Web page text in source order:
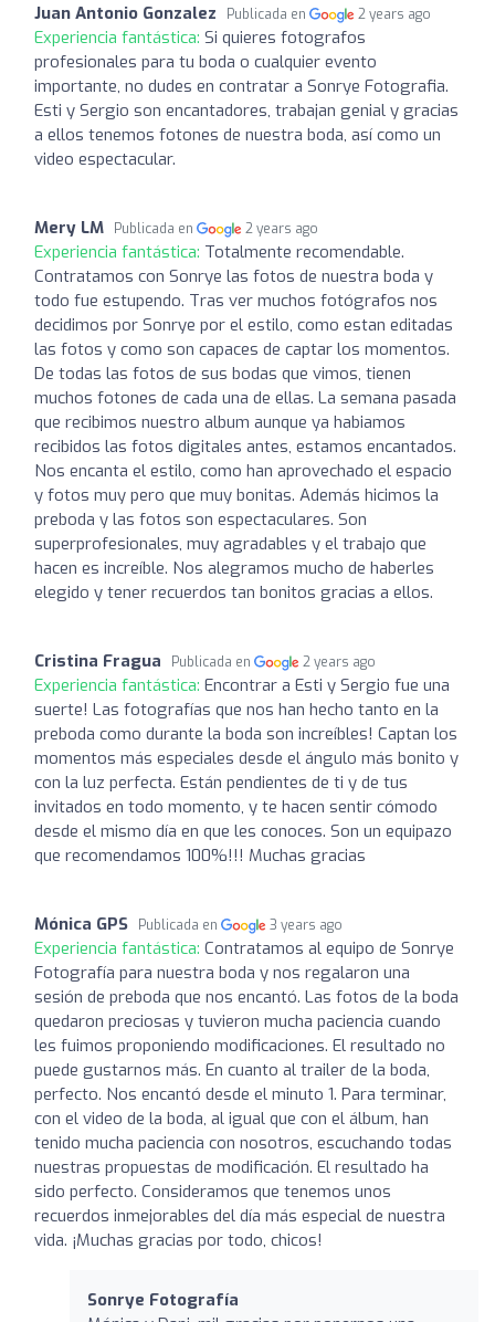
Juan Antonio Gonzalez Publicada en 2 years ago
Experiencia fantástica: Si quieres fotografos
profesionales para tu boda o cualquier evento
importante, no dudes en contratar a Sonrye Fotografia.
Esti y Sergio son encantadores, trabajan genial y gracias
a ellos tenemos fotones de nuestra boda, así como un
video espectacular.
Mery LM Publicada en 2 years ago
Experiencia fantástica: Totalmente recomendable.
Contratamos con Sonrye las fotos de nuestra boda y
todo fue estupendo. Tras ver muchos fotógrafos nos
decidimos por Sonrye por el estilo, como estan editadas
las fotos y como son capaces de captar los momentos.
De todas las fotos de sus bodas que vimos, tienen
muchos fotones de cada una de ellas. La semana pasada
que recibimos nuestro album aunque ya habiamos
recibidos las fotos digitales antes, estamos encantados.
Nos encanta el estilo, como han aprovechado el espacio
y fotos muy pero que muy bonitas. Además hicimos la
preboda y las fotos son espectaculares. Son
superprofesionales, muy agradables y el trabajo que
hacen es increíble. Nos alegramos mucho de haberles
elegido y tener recuerdos tan bonitos gracias a ellos.
Cristina Fragua Publicada en 2 years ago
Experiencia fantástica: Encontrar a Esti y Sergio fue una
suerte! Las fotografías que nos han hecho tanto en la
preboda como durante la boda son increíbles! Captan los
momentos más especiales desde el ángulo más bonito y
con la luz perfecta. Están pendientes de ti y de tus
invitados en todo momento, y te hacen sentir cómodo
desde el mismo día en que les conoces. Son un equipazo
que recomendamos 100%!!! Muchas gracias
Mónica GPS Publicada en 3 years ago
Experiencia fantástica: Contratamos al equipo de Sonrye
Fotografía para nuestra boda y nos regalaron una
sesión de preboda que nos encantó. Las fotos de la boda
quedaron preciosas y tuvieron mucha paciencia cuando
les fuimos proponiendo modificaciones. El resultado no
puede gustarnos más. En cuanto al trailer de la boda,
perfecto. Nos encantó desde el minuto 1. Para terminar,
con el video de la boda, al igual que con el álbum, han
tenido mucha paciencia con nosotros, escuchando todas
nuestras propuestas de modificación. El resultado ha
sido perfecto. Consideramos que tenemos unos
recuerdos inmejorables del día más especial de nuestra
vida. ¡Muchas gracias por todo, chicos!
Sonrye Fotografía